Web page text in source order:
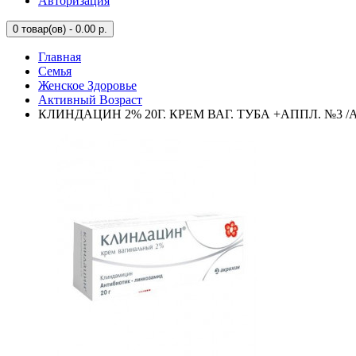
0 товар(ов) - 0.00 р.
Главная
Семья
Женское Здоровье
Активный Возраст
КЛИНДАЦИН 2% 20Г. КРЕМ ВАГ. ТУБА +АППЛ. №3